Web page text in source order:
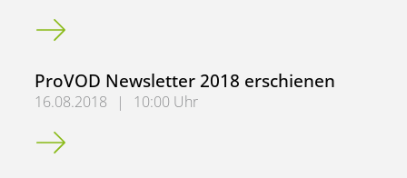
ProVOD Abschlusstagung am 22.10.2019 in Wuppertal
ProVOD Newsletter 2018 erschienen
16.08.2018 |
10:00 Uhr
ProVOD Newsletter 2018 erschienen